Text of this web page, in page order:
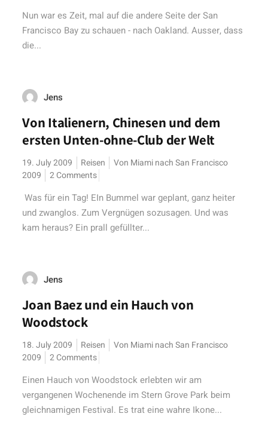
Nun war es Zeit, mal auf die andere Seite der San
Francisco Bay zu schauen - nach Oakland. Ausser, dass
die...
Jens
Von Italienern, Chinesen und dem
ersten Unten-ohne-Club der Welt
19. July 2009 Reisen
Von Miami nach San Francisco
2009
2 Comments
Was für ein Tag! EIn Bummel war geplant, ganz heiter
und zwanglos. Zum Vergnügen sozusagen. Und was
kam heraus? Ein prall gefüllter...
Jens
Joan Baez und ein Hauch von
Woodstock
18. July 2009 Reisen
Von Miami nach San Francisco
2009
2 Comments
Einen Hauch von Woodstock erlebten wir am
vergangenen Wochenende im Stern Grove Park beim
gleichnamigen Festival. Es trat eine wahre Ikone...